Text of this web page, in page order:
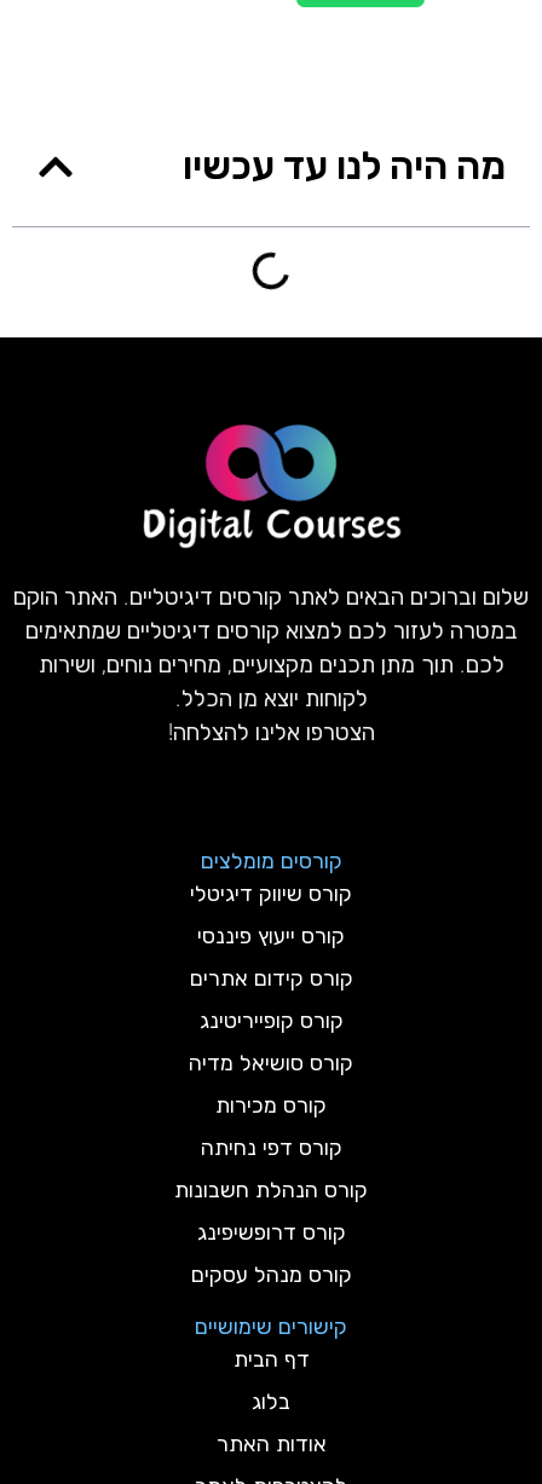
מה היה לנו עד עכשיו
שלום וברוכים הבאים לאתר קורסים דיגיטליים. האתר הוקם
במטרה לעזור לכם למצוא קורסים דיגיטליים שמתאימים
לכם. תוך מתן תכנים מקצועיים, מחירים נוחים, ושירות
לקוחות יוצא מן הכלל.
הצטרפו אלינו להצלחה!
קורסים מומלצים
קורס שיווק דיגיטלי
קורס ייעוץ פיננסי
קורס קידום אתרים
קורס קופייריטינג
קורס סושיאל מדיה
קורס מכירות
קורס דפי נחיתה
קורס הנהלת חשבונות
קורס דרופשיפינג
קורס מנהל עסקים
קישורים שימושיים
דף הבית
בלוג
אודות האתר